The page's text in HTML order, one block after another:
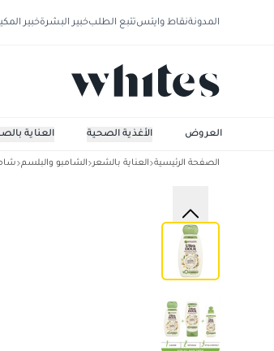
المدونةنقاط وايتستتبع الطلبخبير البشرةخبير
العناية الأغذية الصحية العروض
الصفحة الرئيسية العناية بالشعر الشامبو والبلسم